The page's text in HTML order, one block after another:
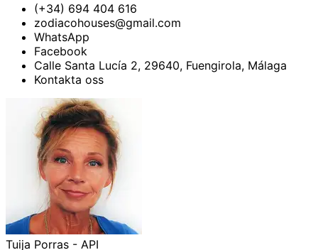
(+34) 694 404 616
zodiacohouses@gmail.com
WhatsApp
Facebook
Calle Santa Lucía 2, 29640, Fuengirola, Málaga
Kontakta oss
Tuija Porras - API